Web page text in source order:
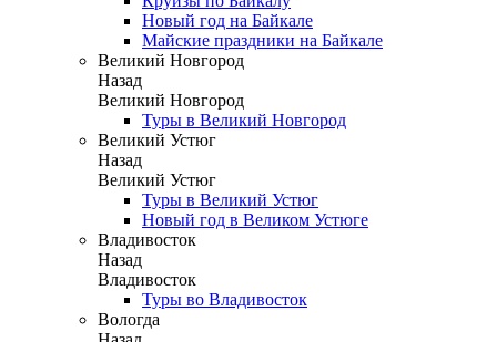
Новый год на Байкале
Майские праздники на Байкале
Великий Новгород
Назад
Великий Новгород
Туры в Великий Новгород
Великий Устюг
Назад
Великий Устюг
Туры в Великий Устюг
Новый год в Великом Устюге
Владивосток
Назад
Владивосток
Туры во Владивосток
Вологда